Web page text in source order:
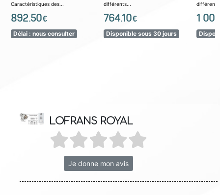
Caractéristiques des...
892.50€
Délai : nous consulter
différents...
764.10€
Disponible sous 30 jours
1
LOFRANS ROYAL
Je donne mon avis